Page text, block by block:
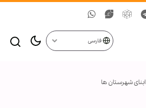
فارسی
ابنای شهرستان ها